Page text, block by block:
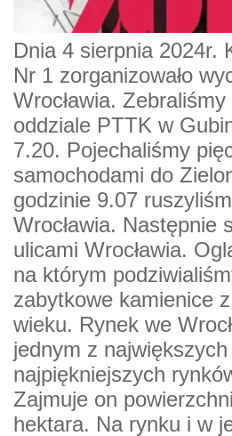
Dnia 4 sierpnia 2024r.
Nr 1 zorganizowało
Wrocławia.
oddziale PTTK w
7.20. Pojechaliśmy
samochodami do
godzinie 9.07
Wrocławia. Następnie
ulicami Wrocławia.
na którym
zabytkowe kamienice
wieku. Rynek we
jednym z największych
najpiękniejszych
Zajmuje on
hektara. Na rynku i w